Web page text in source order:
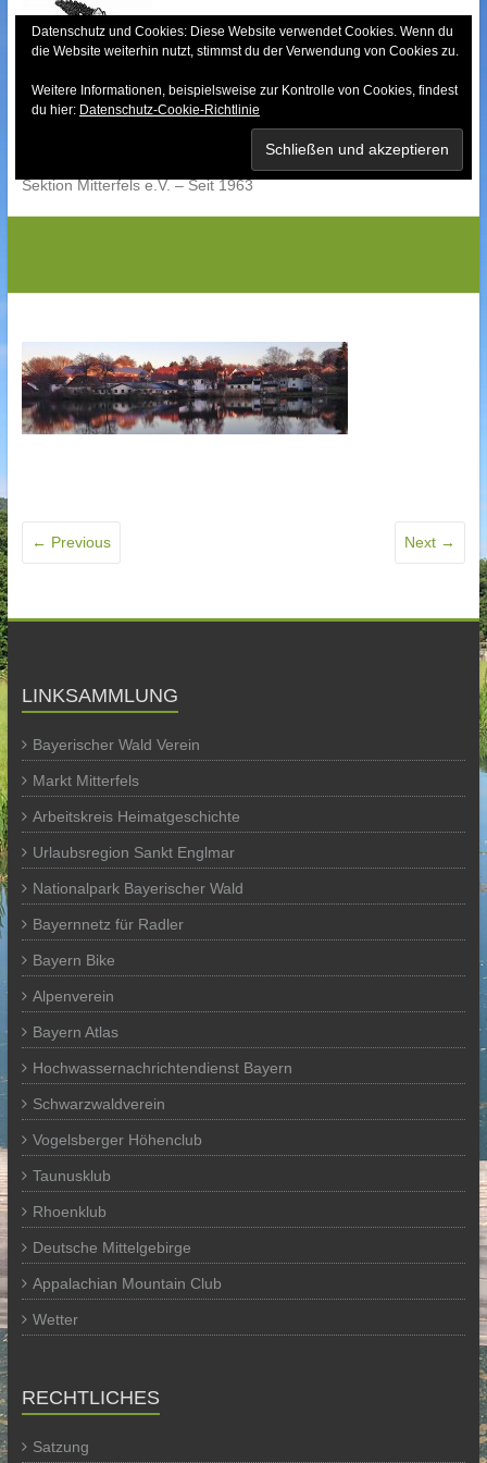
content
Bayerischer Wald-
Sektion Mitterfels e.V. – Seit 1963
← Previous Next →
LINKSAMMLUNG
Bayerischer Wald Verein
Markt Mitterfels
Arbeitskreis Heimatgeschichte
Urlaubsregion Sankt Englmar
Nationalpark Bayerischer Wald
Bayernnetz für Radler
Bayern Bike
Alpenverein
Bayern Atlas
Hochwassernachrichtendienst Bayern
Schwarzwaldverein
Vogelsberger Höhenclub
Taunusklub
Rhoenklub
Deutsche Mittelgebirge
Appalachian Mountain Club
Wetter
RECHTLICHES
Satzung
Datenschutz und Cookies: Diese Website verwendet Cookies. Wenn du
die Website weiterhin nutzt, stimmst du der Verwendung von Cookies zu.
Weitere Informationen, beispielsweise zur Kontrolle von Cookies, findest
du hier: Datenschutz-Cookie-Richtlinie